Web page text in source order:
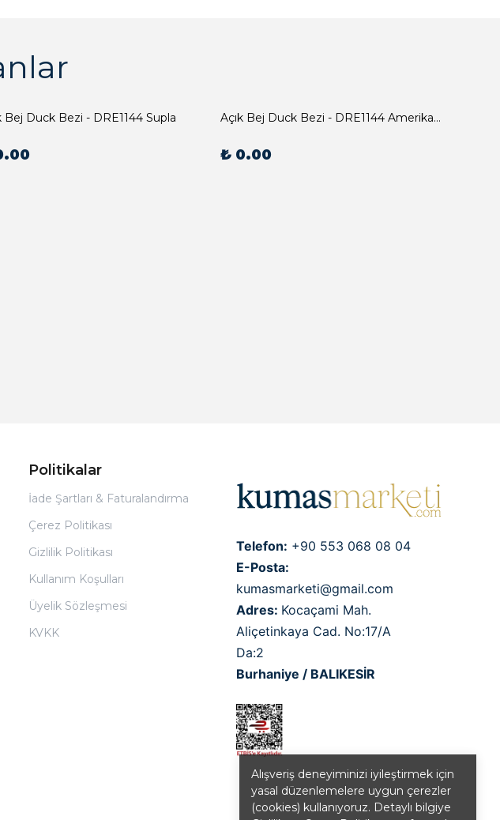
Alışveriş deneyiminizi iyileştirmek için
yasal düzenlemelere uygun çerezler
(cookies) kullanıyoruz. Detaylı bilgiye
Bej Duck Bezi - DRE1144 Supla Açık Bej Duck Bezi - DRE1144 Amerikan Servis
₺ 0.00
Politikalar
İade Şartları & Faturalandırma
Çerez Politikası
Gizlilik Politikası
Kullanım Koşulları
Üyelik Sözleşmesi
KVKK
Telefon: +90 553 068 08 04
E-Posta:
kumasmarketi@gmail.com
Adres: Kocaçami Mah.
Aliçetinkaya Cad. No:17/A
Da:2
Burhaniye / BALIKESİR